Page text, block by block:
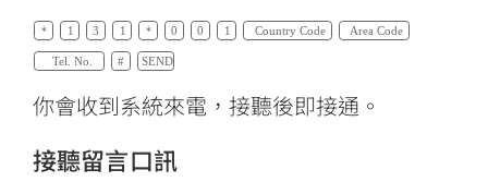
你會收到系統來電，接聽後即接通。
接聽留言口訊